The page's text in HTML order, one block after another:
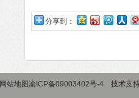
分享到：
网站地图渝ICP备09003402号-4 技术支